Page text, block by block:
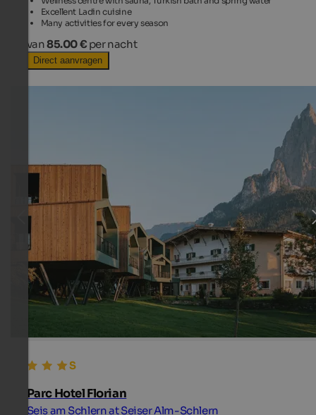
Excellent Ladin cuisine
Many activities for every season
van85.00 € per nacht
Direct aanvragen
Parc Hotel Florian
Seis am Schlern at Seiser Alm-Schlern